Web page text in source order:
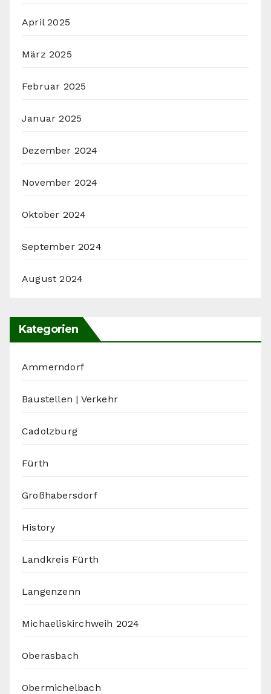
April 2025
März 2025
Februar 2025
Januar 2025
Dezember 2024
November 2024
Oktober 2024
September 2024
August 2024
Kategorien
Ammerndorf
Baustellen | Verkehr
Cadolzburg
Fürth
Großhabersdorf
History
Landkreis Fürth
Langenzenn
Michaeliskirchweih 2024
Oberasbach
Obermichelbach